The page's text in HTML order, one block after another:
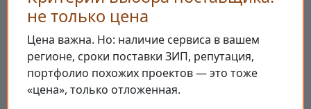
не только цена
Цена важна. Но: наличие сервиса в вашем
регионе, сроки поставки ЗИП, репутация,
портфолио похожих проектов — это тоже
«цена», только отложенная.